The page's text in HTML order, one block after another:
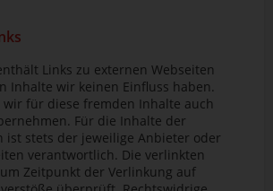
Links zu externen Webseiten
Inhalte wir keinen Einfluss haben.
wir für diese fremden Inhalte auch
Für die Inhalte der
ist stets der jeweilige Anbieter oder
verantwortlich. Die verlinkten
Zeitpunkt der Verlinkung auf